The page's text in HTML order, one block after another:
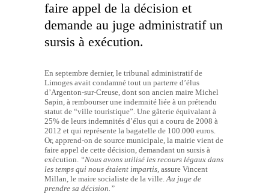
faire appel de la décision et
demande au juge administratif un
sursis à exécution.
En septembre dernier, le tribunal administratif de
Limoges avait condamné tout un parterre d’élus
d’Argenton-sur-Creuse, dont son ancien maire Michel
Sapin, à rembourser une indemnité liée à un prétendu
statut de “ville touristique”. Une gâterie équivalant à
25% de leurs indemnités d’élus qui a couru de 2008 à
2012 et qui représente la bagatelle de 100.000 euros.
Or, apprend-on de source municipale, la mairie vient de
faire appel de cette décision, demandant un sursis à
exécution. “Nous avons utilisé les recours légaux dans
les temps qui nous étaient impartis, assure Vincent
Millan, le maire socialiste de la ville.Au juge de
prendre sa décision.”